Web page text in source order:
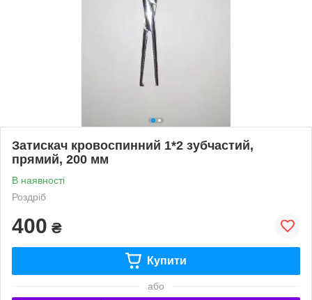
Затискач кровоспинний 1*2 зубчастий,
прямий, 200 мм
В наявності
Роздріб
400 ₴
Купити
або